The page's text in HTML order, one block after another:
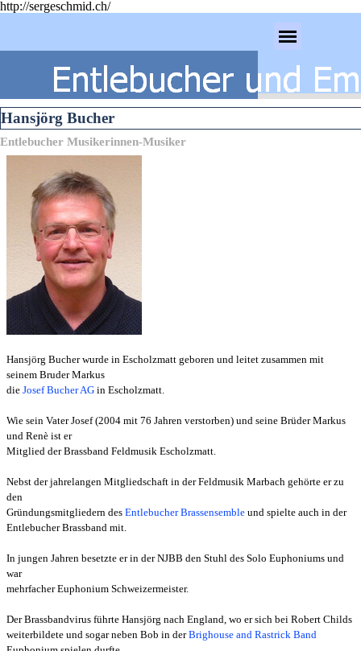
http://sergeschmid.ch/
Hansjörg Bucher
Entlebucher Musikerinnen-Musiker
Hansjörg Bucher wurde in Escholzmatt geboren und leitet zusammen mit
seinem Bruder Markus
die Josef Bucher AG in Escholzmatt.
Wie sein Vater Josef (2004 mit 76 Jahren verstorben) und seine Brüder Markus
und Renè ist er
Mitglied der Brassband Feldmusik Escholzmatt.
Nebst der jahrelangen Mitgliedschaft in der Feldmusik Marbach gehörte er zu
den
Gründungsmitgliedern des Entlebucher Brassensemble und spielte auch in der
Entlebucher Brassband mit.
In jungen Jahren besetzte er in der NJBB den Stuhl des Solo Euphoniums und
war
mehrfacher Euphonium Schweizermeister.
Der Brassbandvirus führte Hansjörg nach England, wo er sich bei Robert Childs
weiterbildete und sogar neben Bob in derBrighouse and Rastrick Band